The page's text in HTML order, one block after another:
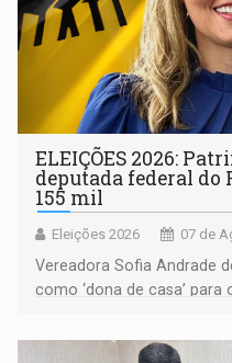
ELEIÇÕES 2026:
deputada federal do
155 mil
Eleições 2026 07 de
Vereadora Sofia Andrade
como ‘dona de casa’ para